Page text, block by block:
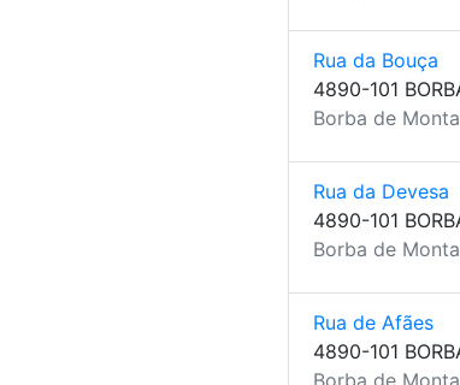
Rua da Bouça
4890-101
Borba de
Rua da Devesa
4890-101
Borba de
Rua de Afães
4890-101
Borba de